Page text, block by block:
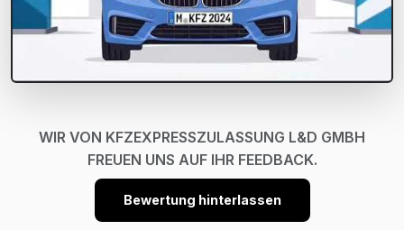
WIR VON KFZEXPRESSZULASSUNG L&D GMBH
FREUEN UNS AUF IHR FEEDBACK.
Bewertung hinterlassen